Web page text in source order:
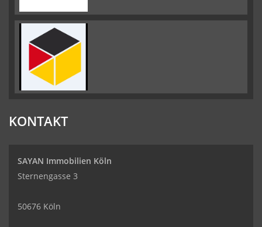
KONTAKT
SAYAN Immobilien Köln
Sternengasse 3
50676 Köln